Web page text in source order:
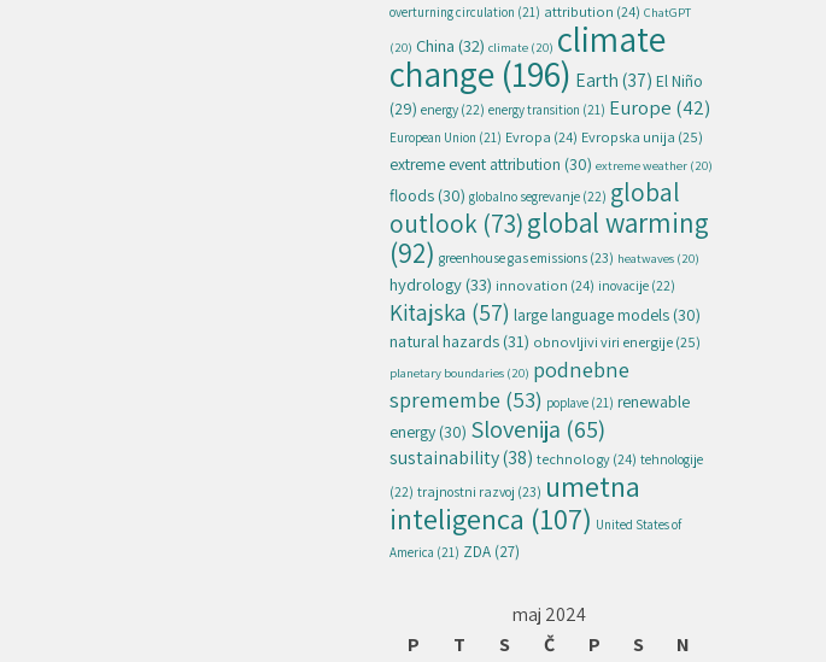
overturning circulation (21) attribution (24) ChatGPT
(20) China (32) climate (20) climate
change (196) Earth (37) El Niño
(29) energy (22) energy transition (21) Europe (42)
European Union (21) Evropa (24) Evropska unija (25)
extreme event attribution (30) extreme weather (20)
floods (30) globalno segrevanje (22) global
outlook (73)global warming
(92) greenhouse gas emissions (23) heatwaves (20)
hydrology(33) innovation (24) inovacije (22)
Kitajska (57) large language models (30)
natural hazards (31) obnovljivi viri energije(25)
planetary boundaries (20) podnebne
spremembe (53) poplave (21) renewable
energy (30) Slovenija (65)
sustainability(38) technology(24) tehnologije
(22) trajnostni razvoj (23) umetna
inteligenca (107) United States of
America (21) ZDA (27)
maj 2024
P
T S Č P S N